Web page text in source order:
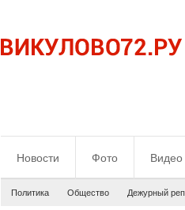
Новости Фото Видео
Политика Общество Дежурный